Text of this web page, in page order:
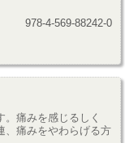
978-4-569-88242-0
痛みを感じるしく
、痛みをやわらげる方